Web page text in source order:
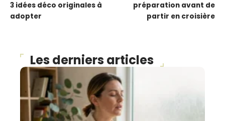
3 idées déco originales à
adopter
préparation avant de
partir en croisière
Les derniers articles